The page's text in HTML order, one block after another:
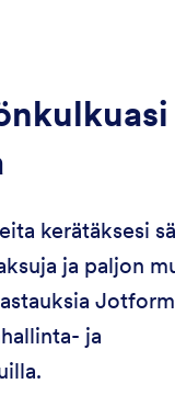
kerätäksesi
ja paljon
ja